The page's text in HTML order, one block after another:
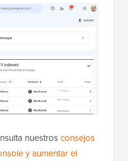
nuestrosconsejos
y aumentar el